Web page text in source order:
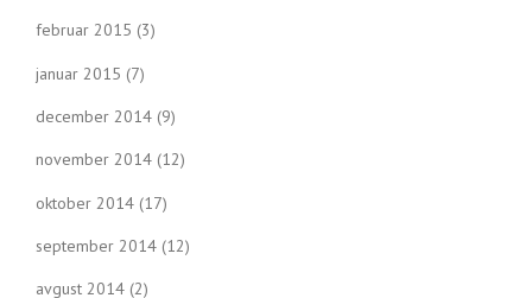
februar 2015 (3)
januar 2015 (7)
december 2014 (9)
november 2014 (12)
oktober 2014 (17)
september 2014 (12)
avgust 2014 (2)